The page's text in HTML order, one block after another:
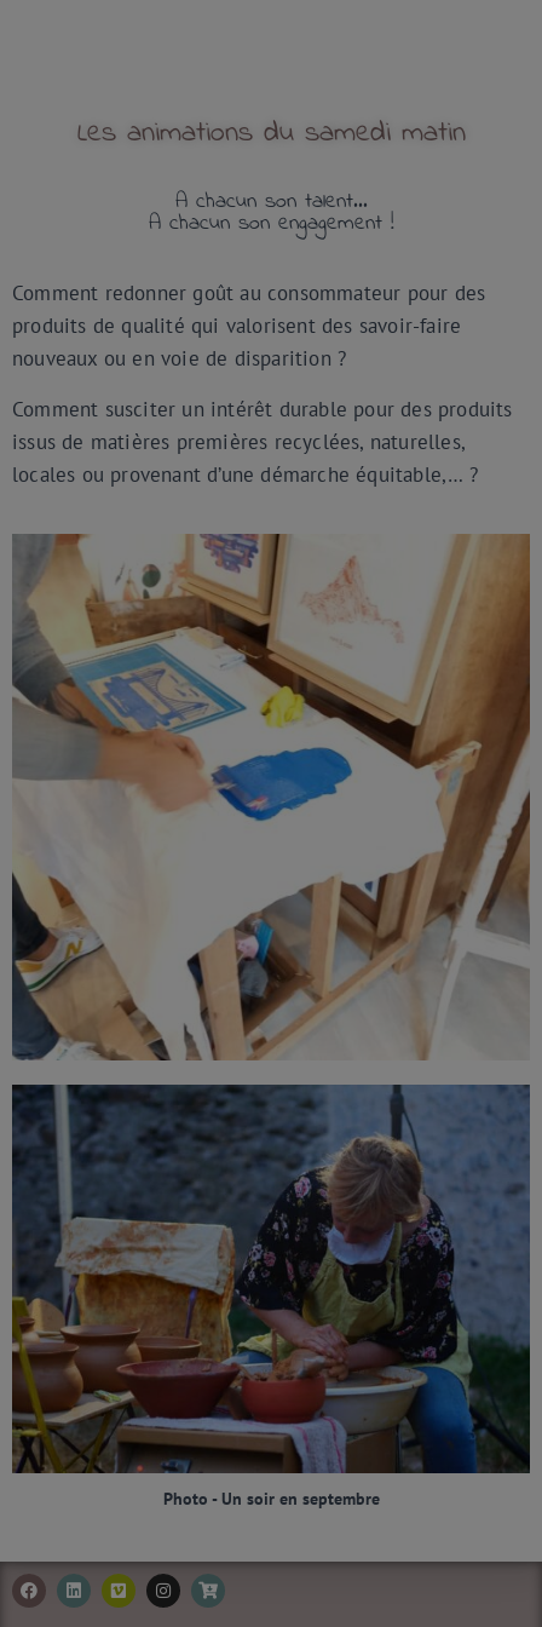
Les animations du samedi matin
A chacun son talent...
A chacun son engagement !
Comment redonner goût au consommateur pour des
produits de qualité qui valorisent des savoir-faire
nouveaux ou en voie de disparition ?
Comment susciter un intérêt durable pour des produits
issus de matières premières recyclées, naturelles,
locales ou provenant d’une démarche équitable,… ?
Photo - Un soir en septembre